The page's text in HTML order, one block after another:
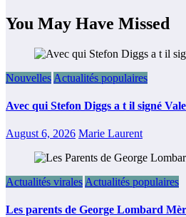
You May Have Missed
Nouvelles Actualités populaires
Avec qui Stefon Diggs a t il signé
August 6, 2026 Marie Laurent
Actualités virales Actualités populaires
Les parents de George Lombard